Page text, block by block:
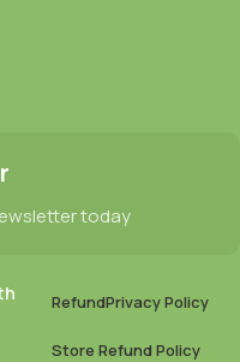
today
RefundPrivacy Policy
Store Refund Policy